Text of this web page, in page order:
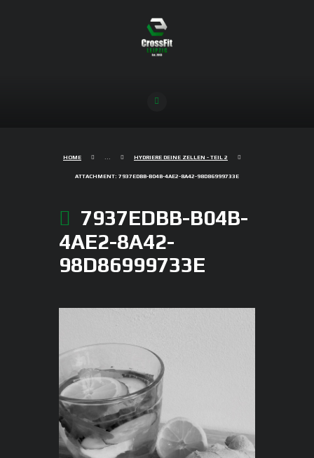
HOME ... HYDRIERE DEINE ZELLEN - TEIL 2
ATTACHMENT: 7937EDBB-B04B-4AE2-8A42-98D86999733E
7937EDBB-B04B-
4AE2-8A42-
98D86999733E